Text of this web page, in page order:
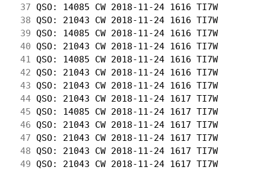
37 QSO: 14085 CW 2018-11-24 1616 TI7W
38 QSO: 21043 CW 2018-11-24 1616 TI7W
39 QSO: 14085 CW 2018-11-24 1616 TI7W
40 QSO: 21043 CW 2018-11-24 1616 TI7W
41
QSO: 14085 CW 2018-11-24 1616 TI7W
42 QSO: 21043 CW 2018-11-24 1616 TI7W
43 QSO: 21043 CW 2018-11-24 1616 TI7W
44 QSO: 21043 CW 2018-11-24 1617 TI7W
45 QSO: 14085 CW 2018-11-24 1617 TI7W
46 QSO: 21043 CW 2018-11-24 1617 TI7W
47 QSO: 21043 CW 2018-11-24 1617 TI7W
48 QSO: 21043 CW 2018-11-24 1617 TI7W
49 QSO: 21043 CW 2018-11-24 1617 TI7W